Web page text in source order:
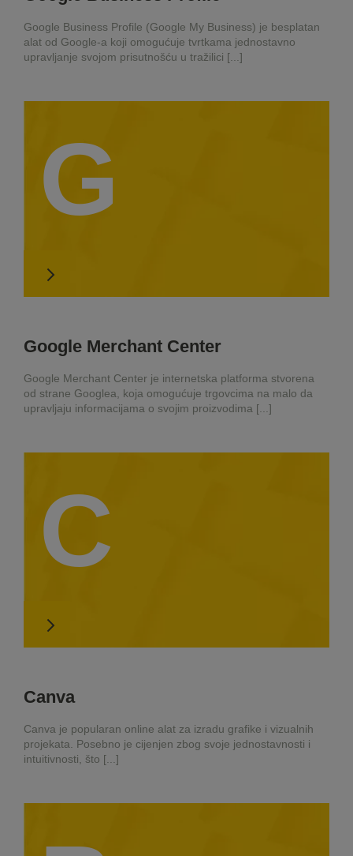
Google Business Profile (Google My Business) je besplatan
alat od Google-a koji omogućuje tvrtkama jednostavno
upravljanje svojom prisutnošću u tražilici [...]
G
Google Merchant Center
Google Merchant Center je internetska platforma stvorena
od strane Googlea, koja omogućuje trgovcima na malo da
upravljaju informacijama o svojim proizvodima [...]
C
Canva
Canva je popularan online alat za izradu grafike i vizualnih
projekata. Posebno je cijenjen zbog svoje jednostavnosti i
intuitivnosti, što [...]